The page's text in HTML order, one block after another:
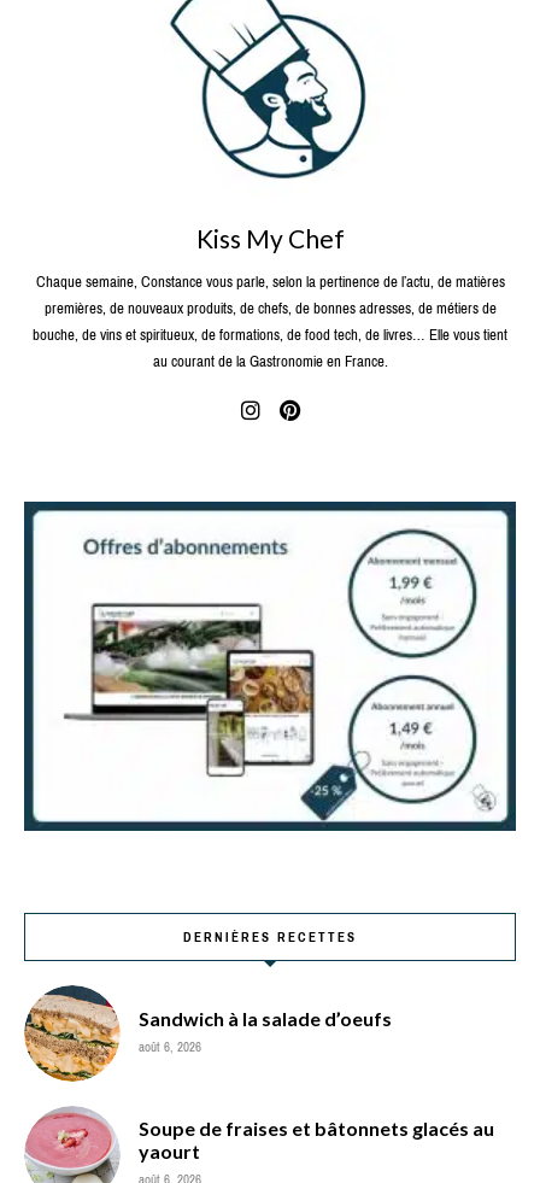
Kiss My Chef
Chaque semaine, Constance vous parle, selon la pertinence de l’actu, de matières
premières, de nouveaux produits, de chefs, de bonnes adresses, de métiers de
bouche, de vins et spiritueux, de formations, de food tech, de livres… Elle vous tient
au courant de la Gastronomie en France.
DERNIÈRES RECETTES
Sandwich à la salade d’oeufs
août 6, 2026
Soupe de fraises et bâtonnets glacés au
yaourt